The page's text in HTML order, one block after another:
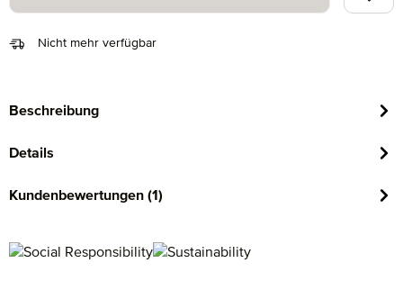
Nicht mehr verfügbar
Beschreibung
Details
Kundenbewertungen (1)